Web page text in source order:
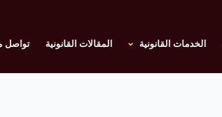
الخدمات القانونية المقالات القانونية تواصل